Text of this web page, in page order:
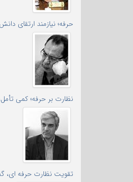
حرفه؛ نیازمند ارتقای
نظارت بر حرفه؛ کمی
تقویت نظارت حرفه ای،